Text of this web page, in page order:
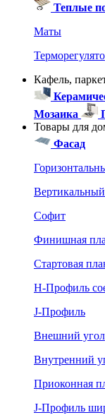
Теплые
Маты
Кафель,
Мозаика
Товары для
Фасад
Софит
Финишная
Стартовая
Н-Профиль
J-Профиль
Внешний угол
Внутренний
Приоконная
J-Профиль